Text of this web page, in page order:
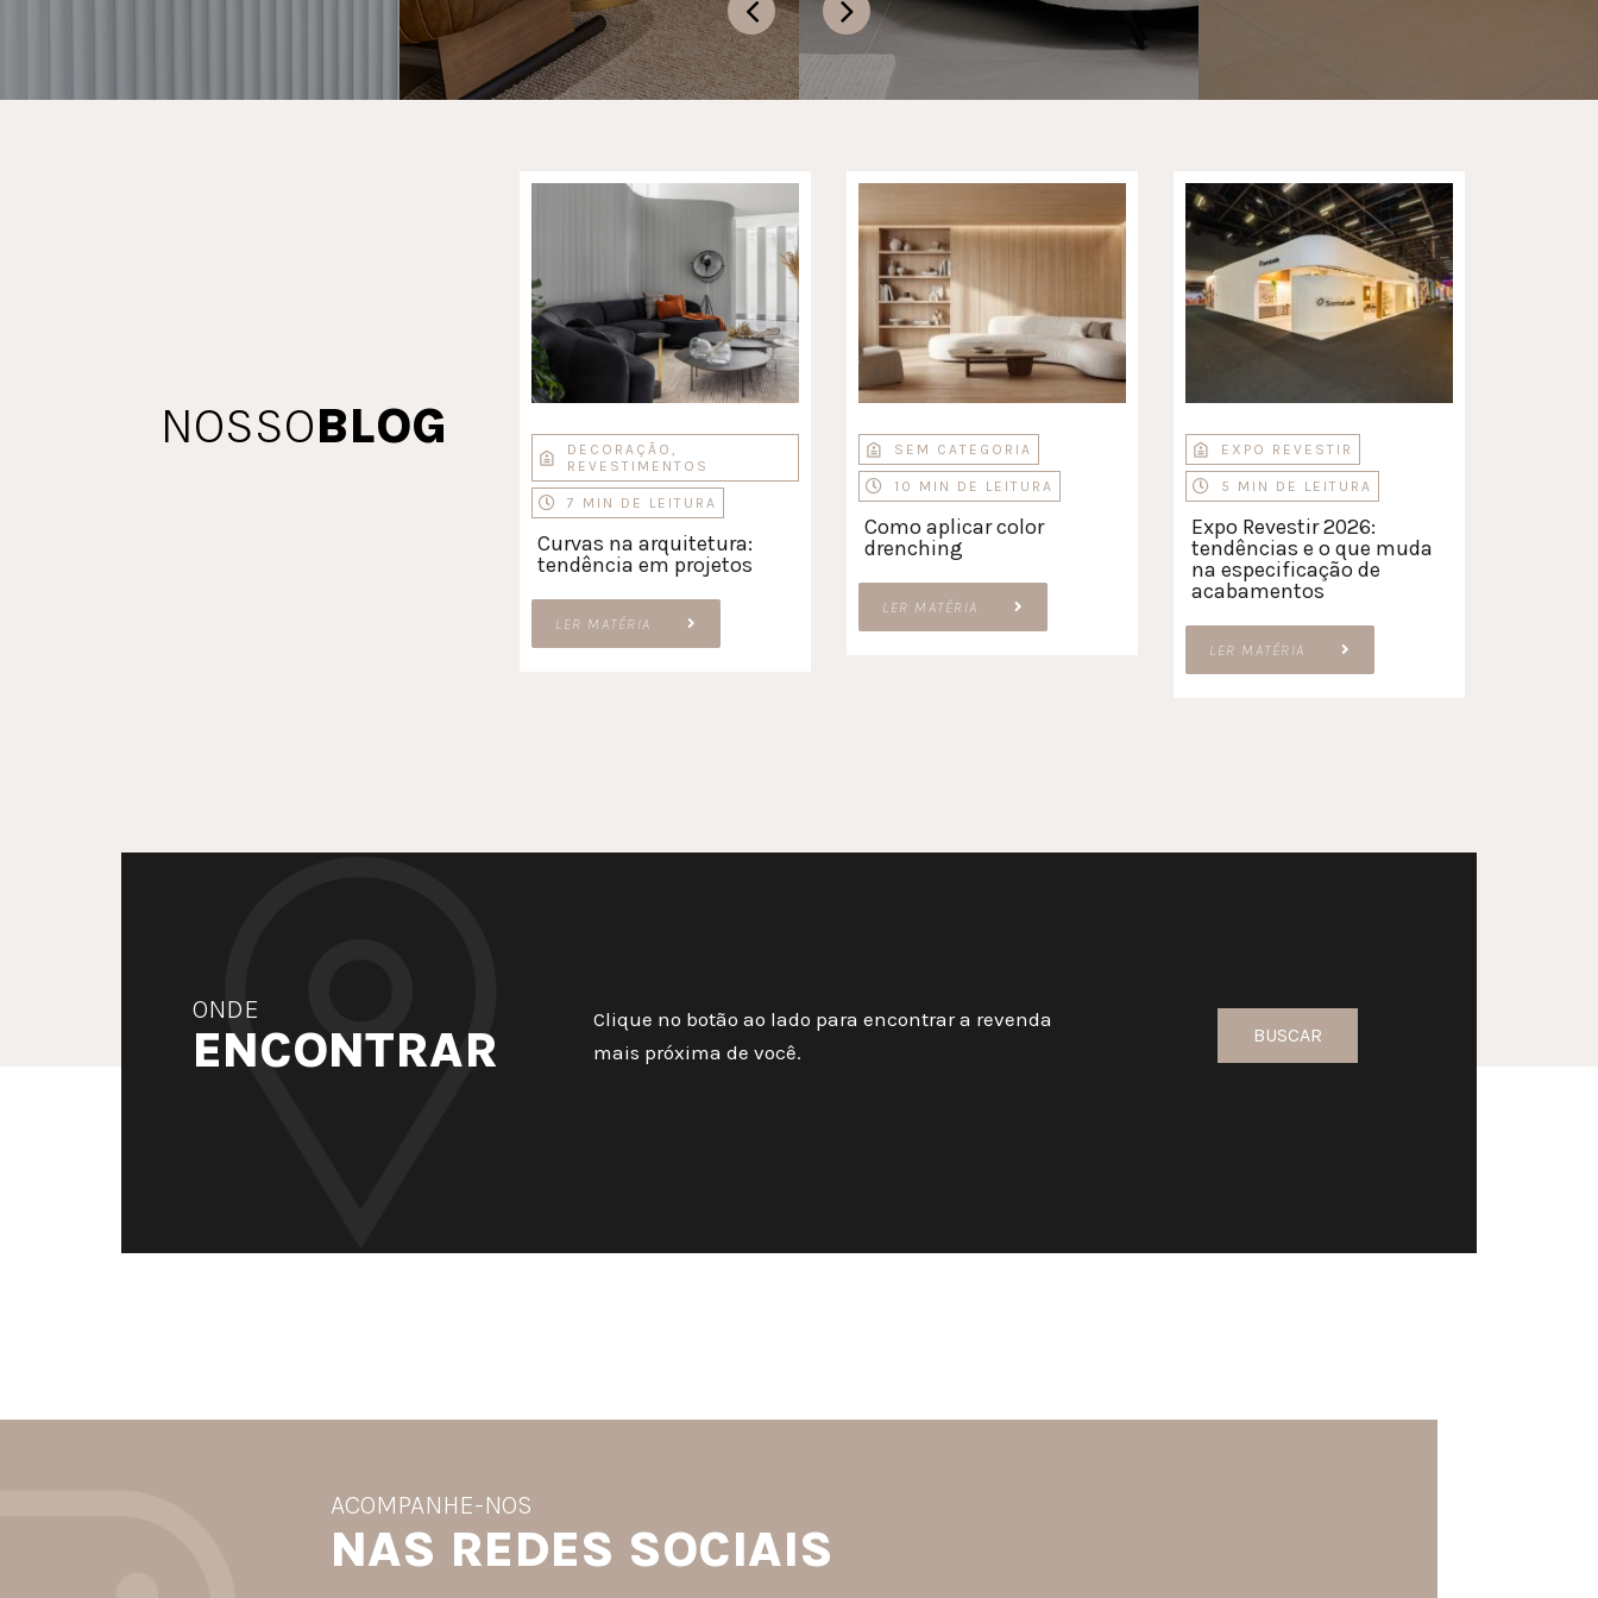
NOSSOBLOG DECORAÇÃO,
REVESTIMENTOS
7 MIN DE LEITURA
Curvas na arquitetura:
tendência em projetos
LER MATÉRIA
SEM CATEGORIA
10 MIN DE LEITURA
Como aplicar color
drenching
LER MATÉRIA
EXPO REVESTIR
5 MIN DE LEITURA
Expo Revestir 2026:
tendências e o que muda
na especificação de
acabamentos
LER MATÉRIA
ONDE
ENCONTRAR
Clique no botão ao lado para encontrar a revenda
mais próxima de você.
BUSCAR
ACOMPANHE-NOS
NAS REDES SOCIAIS